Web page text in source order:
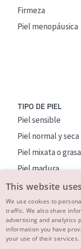
Firmeza
Piel menopáusica
TIPO DE PIEL
Piel sensible
Piel normal y seca
Piel mixata o grasa
Piel madura
Piel expuesta al sol
Piel menopáusica
MÁS SOBRE
INSPIRACIÓN
This website
We use cookies to
traffic. We also share
advertising and analytics
information you have
your use of their services.